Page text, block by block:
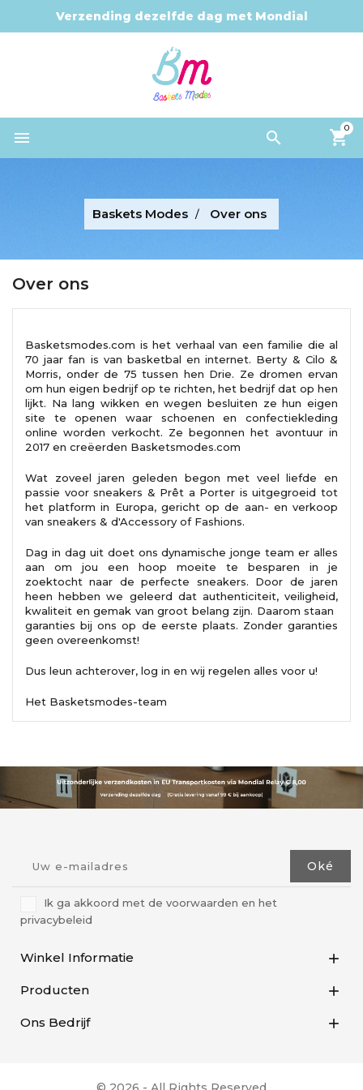
Verzending dezelfde dag met Mondial
Relay


0
Baskets Modes Over ons
Over ons
Basketsmodes.com is het verhaal van een familie die al
70 jaar fan is van basketbal en internet. Berty & Cilo &
Morris, onder de 75 tussen hen Drie. Ze dromen ervan
om hun eigen bedrijf op te richten, het bedrijf dat op hen
lijkt. Na lang wikken en wegen besluiten ze hun eigen
site te openen waar schoenen en confectiekleding
online worden verkocht. Ze begonnen het avontuur in
2017 en creëerden Basketsmodes.com
Wat zoveel jaren geleden begon met veel liefde en
passie voor sneakers & Prêt a Porter is uitgegroeid tot
het platform in Europa, gericht op de aan- en verkoop
van sneakers & d'Accessory of Fashions.
Dag in dag uit doet ons dynamische jonge team er alles
aan om jou een hoop moeite te besparen in je
zoektocht naar de perfecte sneakers. Door de jaren
heen hebben we geleerd dat authenticiteit, veiligheid,
kwaliteit en gemak van groot belang zijn. Daarom staan ​​
garanties bij ons op de eerste plaats. Zonder garanties
geen overeenkomst!
Dus leun achterover, log in en wij regelen alles voor u!
Het Basketsmodes-team
Ik ga akkoord met de voorwaarden en het
privacybeleid
Winkel Informatie 
Producten 
Ons Bedrijf 